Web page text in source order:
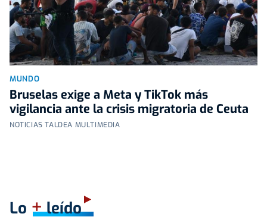
MUNDO
Bruselas exige a Meta y TikTok más
vigilancia ante la crisis migratoria de Ceuta
NOTICIAS TALDEA MULTIMEDIA
Lo +leído